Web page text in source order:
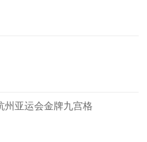
州亚运会金牌九宫格